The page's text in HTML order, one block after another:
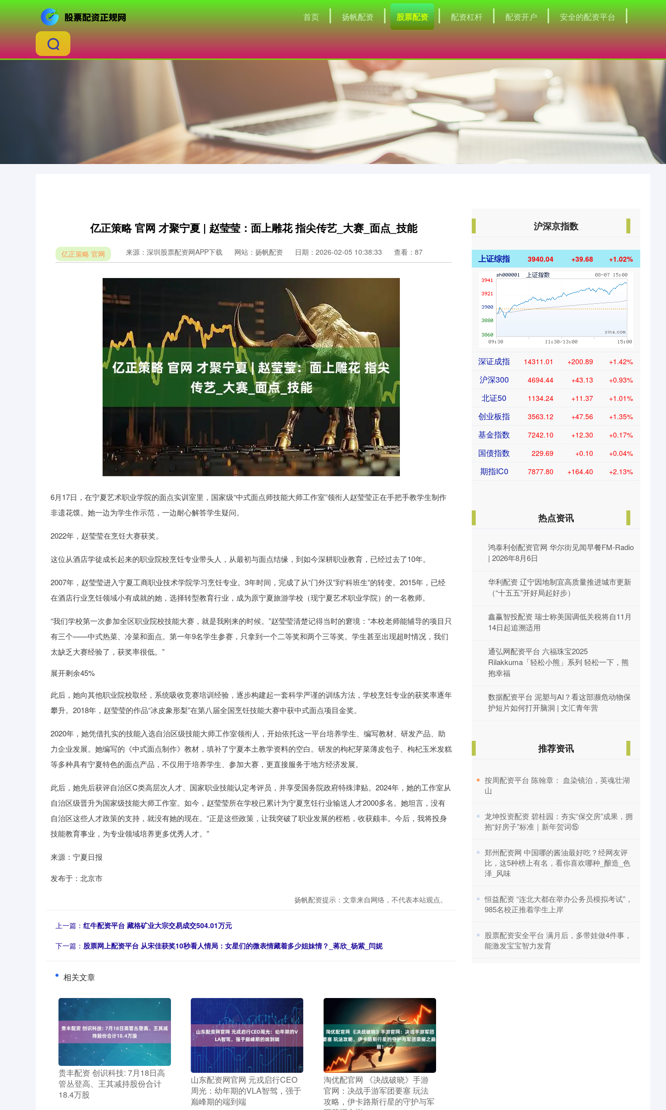
首页 扬帆配资 股票配资 配资杠杆 配资开户 安全的配资平台
亿正策略 官网 才聚宁夏 | 赵莹莹：面上雕花 指尖传艺_大赛_面点_技能
亿正策略 官网 来源：深圳股票配资网APP下载 网站：扬帆配资 日期：2026-02-05 10:38:33 查看：87
6月17日，在宁夏艺术职业学院的面点实训室里，国家级“中式面点师技能大师工作室”领衔人赵莹莹正在手把手教学生制作
非遗花馍。她一边为学生作示范，一边耐心解答学生疑问。
2022年，赵莹莹在烹饪大赛获奖。
这位从酒店学徒成长起来的职业院校烹饪专业带头人，从最初与面点结缘，到如今深耕职业教育，已经过去了10年。
2007年，赵莹莹进入宁夏工商职业技术学院学习烹饪专业。3年时间，完成了从“门外汉”到“科班生”的转变。2015年，已经
在酒店行业烹饪领域小有成就的她，选择转型教育行业，成为原宁夏旅游学校（现宁夏艺术职业学院）的一名教师。
“我们学校第一次参加全区职业院校技能大赛，就是我刚来的时候。”赵莹莹清楚记得当时的窘境：“本校老师能辅导的项目只
有三个——中式热菜、冷菜和面点。第一年9名学生参赛，只拿到一个二等奖和两个三等奖。学生甚至出现超时情况，我们
太缺乏大赛经验了，获奖率很低。”
展开剩余45%
此后，她向其他职业院校取经，系统吸收竞赛培训经验，逐步构建起一套科学严谨的训练方法，学校烹饪专业的获奖率逐年
攀升。2018年，赵莹莹的作品“冰皮象形梨”在第八届全国烹饪技能大赛中获中式面点项目金奖。
2020年，她凭借扎实的技能入选自治区级技能大师工作室领衔人，开始依托这一平台培养学生、编写教材、研发产品、助
力企业发展。她编写的《中式面点制作》教材，填补了宁夏本土教学资料的空白。研发的枸杞芽菜薄皮包子、枸杞玉米发糕
等多种具有宁夏特色的面点产品，不仅用于培养学生、参加大赛，更直接服务于地方经济发展。
此后，她先后获评自治区C类高层次人才、国家职业技能认定考评员，并享受国务院政府特殊津贴。2024年，她的工作室从
自治区级晋升为国家级技能大师工作室。如今，赵莹莹所在学校已累计为宁夏烹饪行业输送人才2000多名。她坦言，没有
自治区这些人才政策的支持，就没有她的现在。“正是这些政策，让我突破了职业发展的桎梏，收获颇丰。今后，我将投身
技能教育事业，为专业领域培养更多优秀人才。”
来源：宁夏日报
发布于：北京市
扬帆配资提示：文章来自网络，不代表本站观点。
上一篇： 红牛配资平台 藏格矿业大宗交易成交504.01万元
下一篇： 股票网上配资平台 从宋佳获奖10秒看人情局：女星们的微表情藏着多少姐妹情？_蒋欣_杨紫_闫妮
相关文章
​贵丰配资 创识科技: 7月18日高
管丛登高、王其减持股份合计
18.4万股
​山东配资网官网 元戎启行CEO
周光：幼年期的VLA智驾，强于
巅峰期的端到端
​淘优配官网 《决战破晓》手游
官网：决战手游军团要塞 玩法
攻略，伊卡路斯行星的守护与军
沪深京指数
上证综指 3940.04 +39.68 +1.02%
深证成指 14311.01 +200.89 +1.42%
沪深300 4694.44 +43.13 +0.93%
北证50 1134.24 +11.37 +1.01%
创业板指 3563.12 +47.56 +1.35%
基金指数 7242.10 +12.30 +0.17%
国债指数 229.69 +0.10 +0.04%
期指IC0 7877.80 +164.40 +2.13%
热点资讯
鸿泰利创配资官网 华尔街见闻早餐FM-Radio
| 2026年8月6日
华利配资 辽宁因地制宜高质量推进城市更新
（“十五五”开好局起好步）
鑫赢智投配资 瑞士称美国调低关税将自11月
14日起追溯适用
通弘网配资平台 六福珠宝2025
Rilakkuma「轻松小熊」系列 轻松一下，熊
抱幸福
数据配资平台 泥塑与AI？看这部濒危动物保
护短片如何打开脑洞 | 文汇青年营
推荐资讯
​按周配资平台 陈翰章： 血染镜泊，英魂壮湖
山
​龙坤投资配资 碧桂园：夯实“保交房”成果，拥
抱“好房子”标准｜新年贺词⑮
​郑州配资网 中国哪的酱油最好吃？经网友评
比，这5种榜上有名，看你喜欢哪种_酿造_色
泽_风味
​恒益配资 “连北大都在举办公务员模拟考试”，
985名校正推着学生上岸
​股票配资安全平台 满月后，多带娃做4件事，
能激发宝宝智力发育